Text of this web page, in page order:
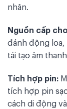
nhân.
Nguồn cấp
đánh động
tái tạo âm
Tích hợp pin:
tích hợp pin
cách di động